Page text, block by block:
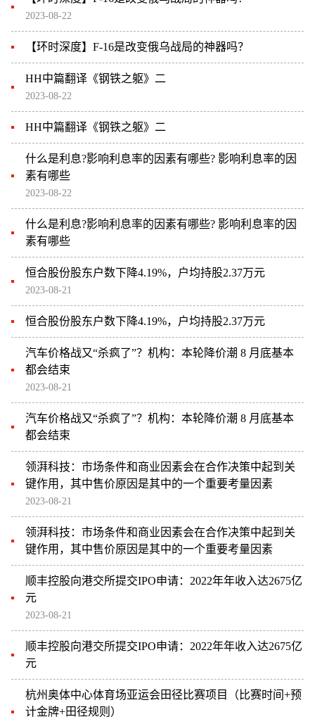
2023-08-22
【环时深度】F-16是改变俄乌战局的神器吗？
HH中篇翻译《钢铁之躯》二
2023-08-22
HH中篇翻译《钢铁之躯》二
什么是利息?影响利息率的因素有哪些? 影响利息率的因
素有哪些
2023-08-22
什么是利息?影响利息率的因素有哪些? 影响利息率的因
素有哪些
恒合股份股东户数下降4.19%，户均持股2.37万元
2023-08-21
恒合股份股东户数下降4.19%，户均持股2.37万元
汽车价格战又“杀疯了”？机构：本轮降价潮 8 月底基本
都会结束
2023-08-21
汽车价格战又“杀疯了”？机构：本轮降价潮 8 月底基本
都会结束
领湃科技：市场条件和商业因素会在合作决策中起到关
键作用，其中售价原因是其中的一个重要考量因素
2023-08-21
领湃科技：市场条件和商业因素会在合作决策中起到关
键作用，其中售价原因是其中的一个重要考量因素
顺丰控股向港交所提交IPO申请：2022年年收入达2675亿
元
2023-08-21
顺丰控股向港交所提交IPO申请：2022年年收入达2675亿
元
杭州奥体中心体育场亚运会田径比赛项目（比赛时间+预
计金牌+田径规则）